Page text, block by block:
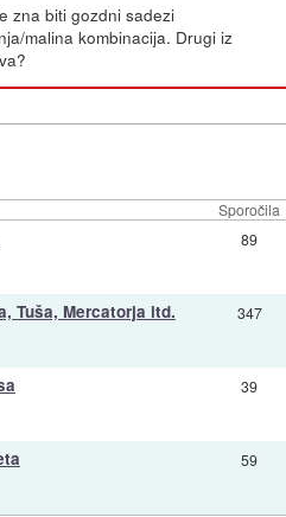
zna biti gozdni sadezi
malina kombinacija. Drugi iz
Sporočila
89
Tuša, Mercatorja itd. 347
39
59